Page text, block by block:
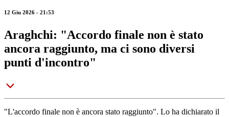
12 Giu 2026 - 21:53
Araghchi: "Accordo finale non è stato
ancora raggiunto, ma ci sono diversi
punti d'incontro"
"L'accordo finale non è ancora stato raggiunto". Lo ha dichiarato il